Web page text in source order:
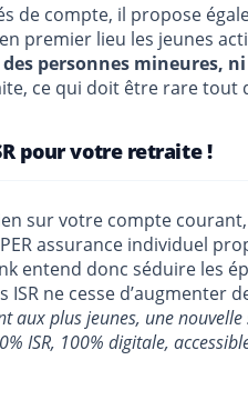
de compte, il propose
premier lieu les jeunes
personnes mineures,
ce qui doit être rare tout
pour votre retraite !
sur votre compte
assurance individuel
entend donc séduire les
ne cesse
aux plus jeunes, une
ISR, 100% digitale,